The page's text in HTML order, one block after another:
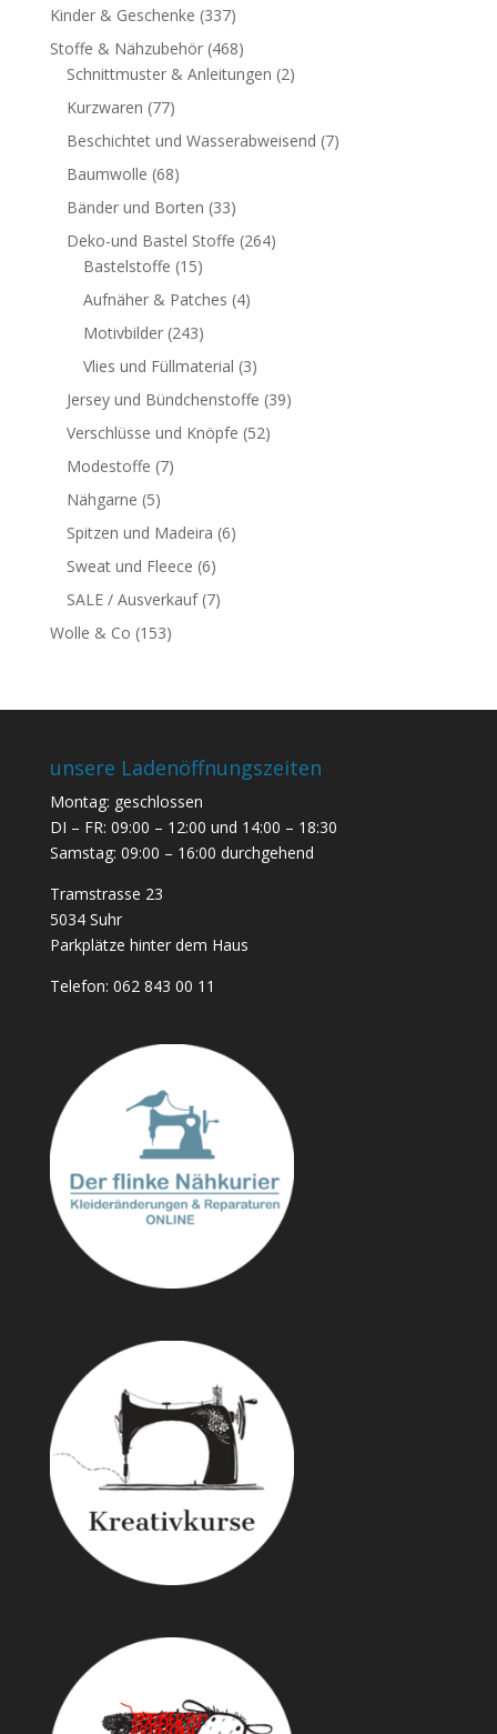
Kinder & Geschenke (337)
Stoffe & Nähzubehör (468)
Schnittmuster & Anleitungen (2)
Kurzwaren (77)
Beschichtet und Wasserabweisend (7)
Baumwolle (68)
Bänder und Borten (33)
Deko-und Bastel Stoffe (264)
Bastelstoffe (15)
Aufnäher & Patches (4)
Motivbilder (243)
Vlies und Füllmaterial (3)
Jersey und Bündchenstoffe (39)
Verschlüsse und Knöpfe (52)
Modestoffe (7)
Nähgarne (5)
Spitzen und Madeira (6)
Sweat und Fleece (6)
SALE / Ausverkauf (7)
Wolle & Co (153)
unsere Ladenöffnungszeiten
Montag: geschlossen
DI – FR: 09:00 – 12:00 und 14:00 – 18:30
Samstag: 09:00 – 16:00 durchgehend
Tramstrasse 23
5034 Suhr
Parkplätze hinter dem Haus
Telefon: 062 843 00 11